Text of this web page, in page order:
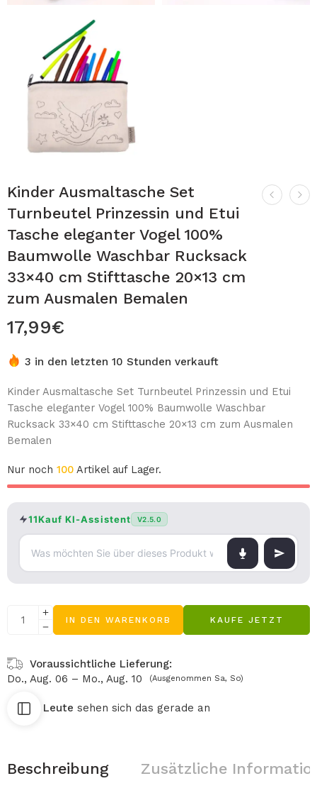
Kinder Ausmaltasche Set
Turnbeutel Prinzessin und Etui
Tasche eleganter Vogel 100%
Baumwolle Waschbar Rucksack
33×40 cm Stifttasche 20×13 cm
zum Ausmalen Bemalen
17,99€
3 in den letzten 10 Stunden verkauft
Kinder Ausmaltasche Set Turnbeutel Prinzessin und Etui
Tasche eleganter Vogel 100% Baumwolle Waschbar
Rucksack 33×40 cm Stifttasche 20×13 cm zum Ausmalen
Bemalen
Nur noch 100 Artikel auf Lager.
11Kauf KI-Assistent V2.5.0
IN DEN WARENKORB KAUFE JETZT
Voraussichtliche Lieferung:
Do., Aug. 06 – Mo., Aug. 10
(Ausgenommen Sa, So)
10 Leute sehen sich das gerade an
Beschreibung Zusätzliche